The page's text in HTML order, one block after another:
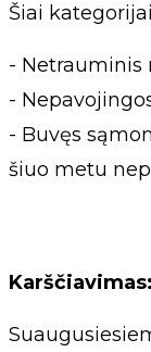
Šiai
- Netrauminis
-
- Buvęs
šiuo metu
Karščiavimas: